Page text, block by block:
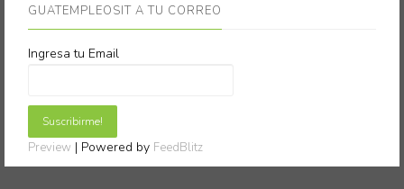
GUATEMPLEOSIT A TU CORREO
Ingresa tu Email
Preview | Powered by FeedBlitz